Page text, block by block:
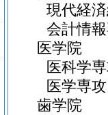
現代経
会計情
医学院
医科学
医学専攻
歯学院